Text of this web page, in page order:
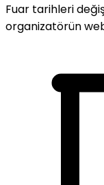
Fuar tarihleri
organizatörün